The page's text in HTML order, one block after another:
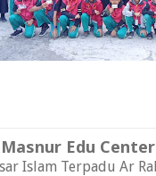
Edu Center
Islam Terpadu Ar